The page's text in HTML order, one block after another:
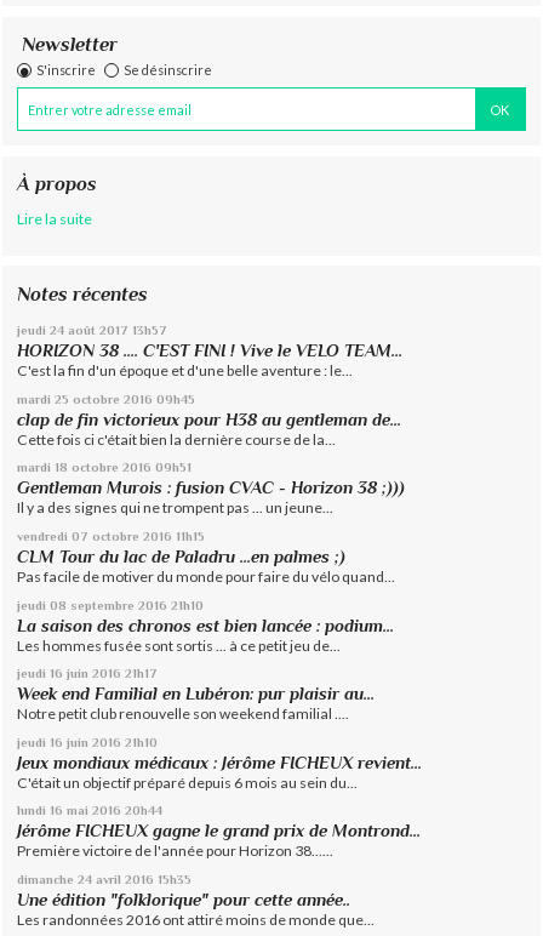
Newsletter
S'inscrire Se désinscrire
À propos
Lire la suite
Notes récentes
jeudi 24 août 2017 13h57
HORIZON 38 .... C'EST FINI ! Vive le VELO TEAM...
C'est la fin d'un époque et d'une belle aventure : le...
mardi 25 octobre 2016 09h45
clap de fin victorieux pour H38 au gentleman de...
Cette fois ci c'était bien la dernière course de la...
mardi 18 octobre 2016 09h51
Gentleman Murois : fusion CVAC - Horizon 38 ;)))
Il y a des signes qui ne trompent pas ... un jeune...
vendredi 07 octobre 2016 11h15
CLM Tour du lac de Paladru ...en palmes ;)
Pas facile de motiver du monde pour faire du vélo quand...
jeudi 08 septembre 2016 21h10
La saison des chronos est bien lancée : podium...
Les hommes fusée sont sortis ... à ce petit jeu de...
jeudi 16 juin 2016 21h17
Week end Familial en Lubéron: pur plaisir au...
Notre petit club renouvelle son weekend familial ....
jeudi 16 juin 2016 21h10
Jeux mondiaux médicaux : Jérôme FICHEUX revient...
C'était un objectif préparé depuis 6 mois au sein du...
lundi 16 mai 2016 20h44
Jérôme FICHEUX gagne le grand prix de Montrond...
Première victoire de l'année pour Horizon 38......
dimanche 24 avril 2016 15h35
Une édition "folklorique" pour cette année..
Les randonnées 2016 ont attiré moins de monde que...